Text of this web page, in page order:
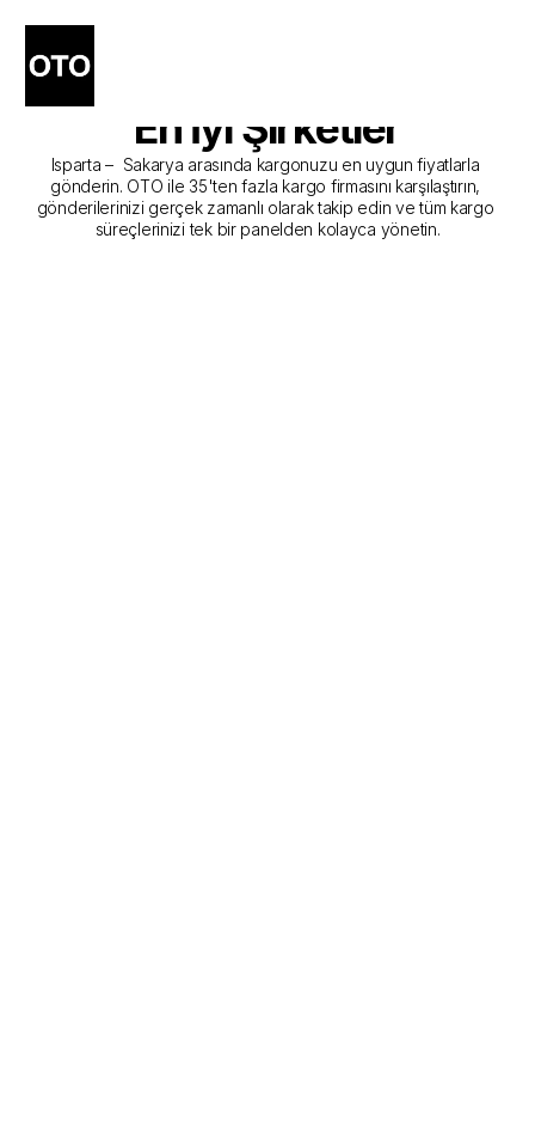
Isparta - Sakarya Kargo
Gönderim Hizmeti Sunan
En İyi Şirketler
Isparta –  Sakarya arasında kargonuzu en uygun fiyatlarla
gönderin. OTO ile 35'ten fazla kargo firmasını karşılaştırın,
gönderilerinizi gerçek zamanlı olarak takip edin ve tüm kargo
süreçlerinizi tek bir panelden kolayca yönetin.